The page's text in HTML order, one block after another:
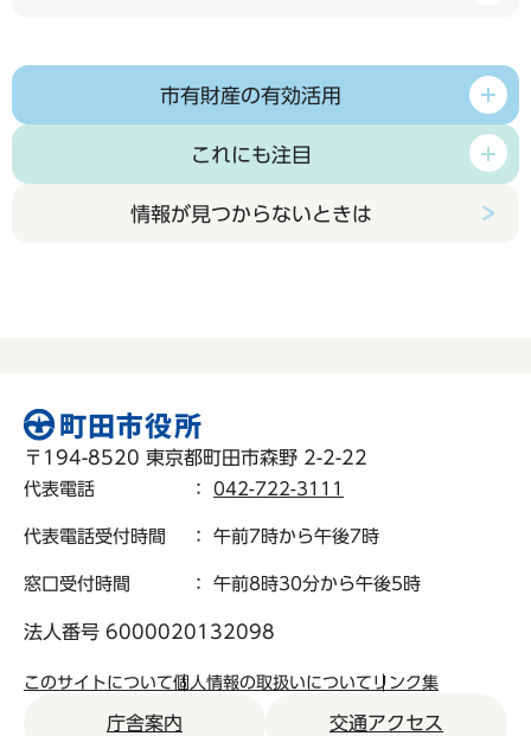
市有財産の有効活用
これにも注目
情報が見つからないときは
〒194-8520 東京都町田市森野 2-2-22
代表電話 ： 042-722-3111
代表電話受付時間 ： 午前7時から午後7時
窓口受付時間 ： 午前8時30分から午後5時
法人番号 6000020132098
このサイトについて個人情報の取扱いについて リンク集
庁舎案内 交通アクセス